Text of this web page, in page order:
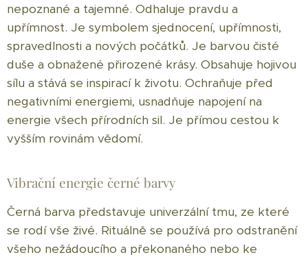
nepoznané a tajemné. Odhaluje pravdu a
upřímnost. Je symbolem sjednocení, upřímnosti,
spravedlnosti a nových počátků. Je barvou čisté
duše a obnažené přirozené krásy. Obsahuje hojivou
sílu a stává se inspirací k životu. Ochraňuje před
negativními energiemi, usnadňuje napojení na
energie všech přírodních sil. Je přímou cestou k
vyšším rovinám vědomí.
Vibrační energie černé barvy
Černá barva představuje univerzální tmu, ze které
se rodí vše živé. Rituálně se používá pro odstranění
všeho nežádoucího a překonaného nebo ke